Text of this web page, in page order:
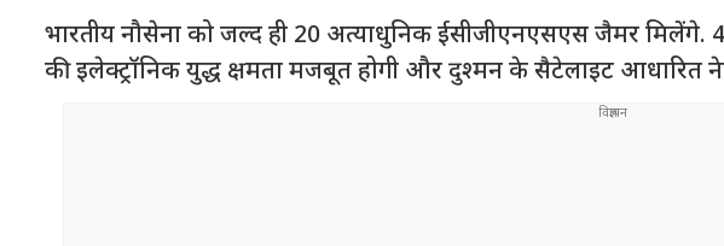
भारतीय नौसेना को जल्द ही 20 अत्याधुनिक ईसीजीएनएसएस जैमर मिलेंगे.
की इलेक्ट्रॉनिक युद्ध क्षमता मजबूत होगी और दुश्मन के सैटेलाइट आधारित